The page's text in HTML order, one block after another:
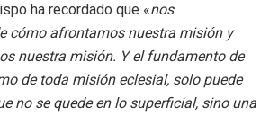
ha recordado que «nos
cómo afrontamos nuestra misión y
nuestra misión. Y el fundamento de
de toda misión eclesial, solo puede
no se quede en lo superficial, sino una